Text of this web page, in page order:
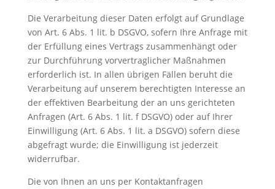
Die Verarbeitung dieser Daten erfolgt auf Grundlage
von Art. 6 Abs. 1 lit. b DSGVO, sofern Ihre Anfrage mit
der Erfüllung eines Vertrags zusammenhängt oder
zur Durchführung vorvertraglicher Maßnahmen
erforderlich ist. In allen übrigen Fällen beruht die
Verarbeitung auf unserem berechtigten Interesse an
der effektiven Bearbeitung der an uns gerichteten
Anfragen (Art. 6 Abs. 1 lit. f DSGVO) oder auf Ihrer
Einwilligung (Art. 6 Abs. 1 lit. a DSGVO) sofern diese
abgefragt wurde; die Einwilligung ist jederzeit
widerrufbar.
Die von Ihnen an uns per Kontaktanfragen